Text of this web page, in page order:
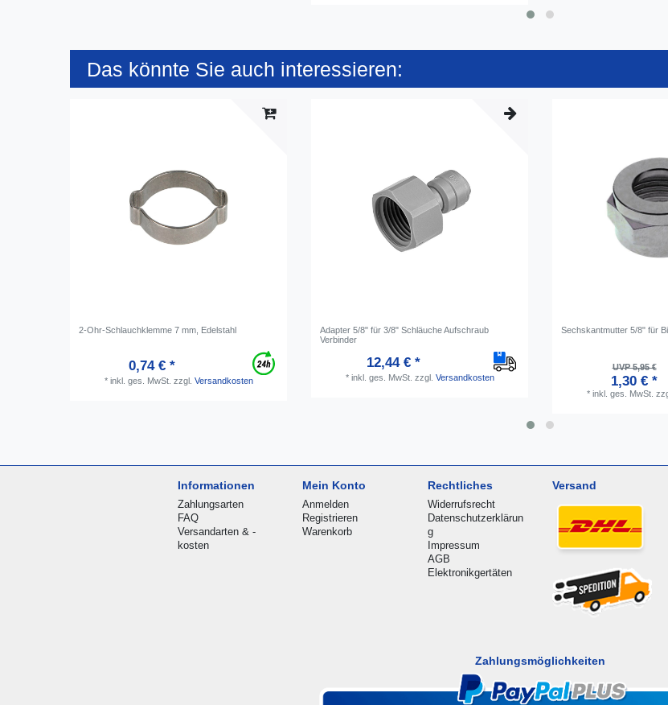
Das könnte Sie auch interessieren:
2-Ohr-Schlauchklemme 7 mm, Edelstahl
0,74 € *
* inkl. ges. MwSt. zzgl. Versandkosten
Adapter 5/8" für 3/8" Schläuche Aufschraub
Verbinder
12,44 € *
* inkl. ges. MwSt. zzgl. Versandkosten
Sechskantmutter 5/8" für
UVP 5,95 €
1,30 € *
* inkl. ges. MwSt.
Informationen
Zahlungsarten
FAQ
Versandarten & -
kosten
Mein Konto
Anmelden
Registrieren
Warenkorb
Rechtliches
Widerrufsrecht
Datenschutzerklärun
g
Impressum
AGB
Elektronikgertäten
Versand
Zahlungsmöglichkeiten